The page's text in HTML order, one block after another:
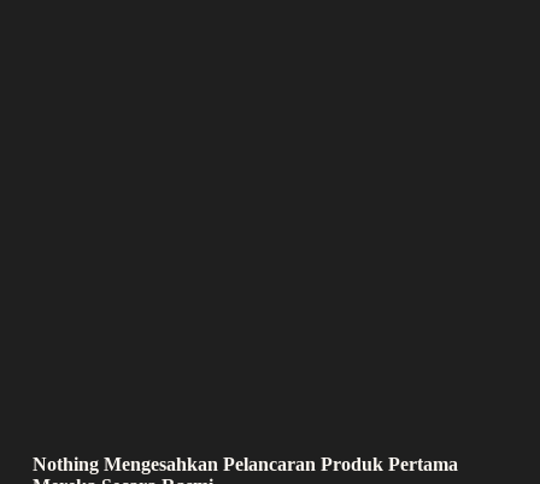
Nothing Mengesahkan Pelancaran Produk Pertama